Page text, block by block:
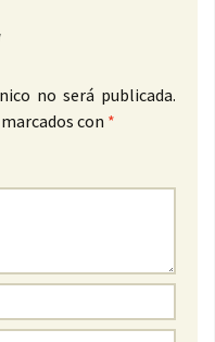
no será publicada.
con *